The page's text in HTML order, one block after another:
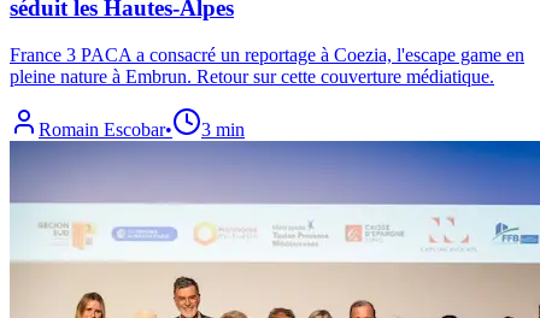
séduit les Hautes-Alpes
France 3 PACA a consacré un reportage à Coezia, l'escape game en
pleine nature à Embrun. Retour sur cette couverture médiatique.
Romain Escobar• 3 min